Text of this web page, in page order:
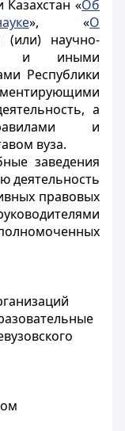
Казахстан «Об
», «О
научно-
и иными
Республики
а
и
вуза.
заведения
деятельность
правовых